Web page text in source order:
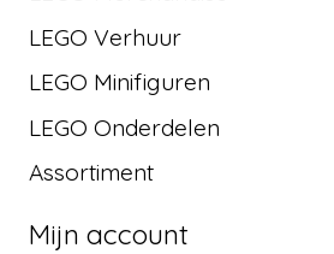
LEGO Verhuur
LEGO Minifiguren
LEGO Onderdelen
Assortiment
Mijn account